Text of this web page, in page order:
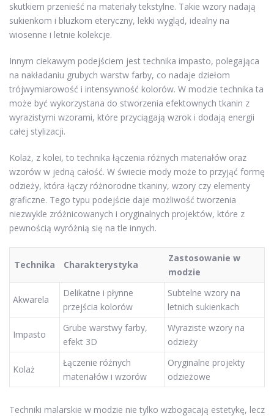
skutkiem przenieść na materiały tekstylne. Takie wzory nadają
sukienkom i bluzkom eteryczny, lekki wygląd, idealny na
wiosenne i letnie kolekcje.
Innym ciekawym podejściem jest technika impasto, polegająca
na nakładaniu grubych warstw farby, co nadaje dziełom
trójwymiarowość i intensywność kolorów. W modzie technika ta
może być wykorzystana do stworzenia efektownych tkanin z
wyrazistymi wzorami, które przyciągają wzrok i dodają energii
całej stylizacji.
Kolaż, z kolei, to technika łączenia różnych materiałów oraz
wzorów w jedną całość. W świecie mody może to przyjąć formę
odzieży, która łączy różnorodne tkaniny, wzory czy elementy
graficzne. Tego typu podejście daje możliwość tworzenia
niezwykle zróżnicowanych i oryginalnych projektów, które z
pewnością wyróżnią się na tle innych.
Technika Charakterystyka
Zastosowanie w
modzie
Akwarela
Delikatne i płynne
przejścia kolorów
Subtelne wzory na
letnich sukienkach
Impasto
Grube warstwy farby,
efekt 3D
Wyraziste wzory na
odzieży
Kolaż
Łączenie różnych
materiałów i wzorów
Oryginalne projekty
odzieżowe
Techniki malarskie w modzie nie tylko wzbogacają estetykę, lecz